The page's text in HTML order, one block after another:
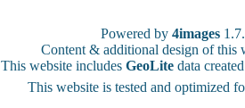
Powered by 4images
Content & additional design of
This website includes GeoLite data
This website is tested and optimized